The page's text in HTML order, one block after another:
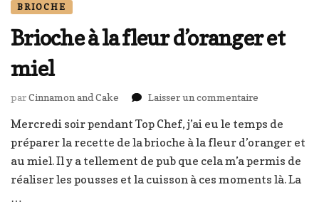
BRIOCHE
Brioche à la fleur d’oranger et
miel
parCinnamon and Cake Laisser un commentaire
à
la
fleur
et
Mercredi soir pendant Top Chef, j’ai eu le temps de
préparer la recette de la brioche à la fleur d’oranger et
au miel. Il y a tellement de pub que cela m’a permis de
réaliser les pousses et la cuisson à ces moments là. La
…